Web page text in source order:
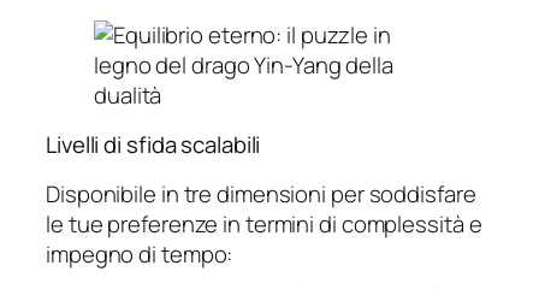
Livelli di sfida scalabili
Disponibile in tre dimensioni per soddisfare
le tue preferenze in termini di complessità e
impegno di tempo: